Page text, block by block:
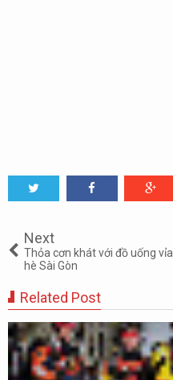
Next
Thỏa cơn khát với đồ uống vỉa
hè Sài Gòn
Related Post